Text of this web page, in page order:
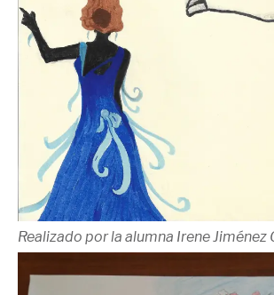
Realizado por la alumna Irene Jiménez